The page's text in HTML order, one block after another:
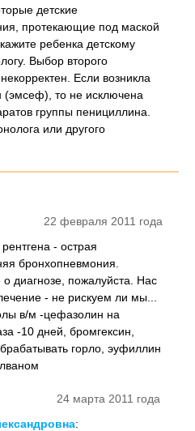
детские
протекающие под маской
ребенка детскому
Выбор второго
Если возникла
(эмсеф), то не исключена
группы пенициллина.
или другого
22 февраля 2011 года
- острая
бронхопневмония.
диагнозе, пожалуйста. Нас
- не рискуем ли мы...
в/м -цефазолин на
-10 дней, бромгексин,
горло, эуфиллин
24 марта 2011 года
: